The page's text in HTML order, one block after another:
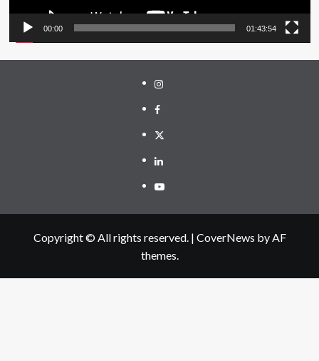
00:00 01:43:54
Instagram
Facebook
Twitter
Linkedin
Youtube
Copyright © All rights reserved. | CoverNews by AF
themes.